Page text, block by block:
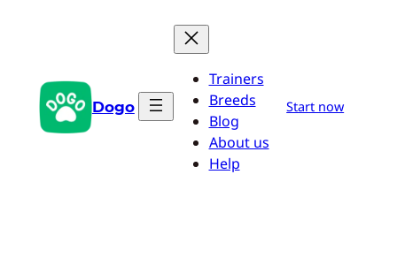
Dogo
Trainers
Breeds
Blog
About us
Help
Start now